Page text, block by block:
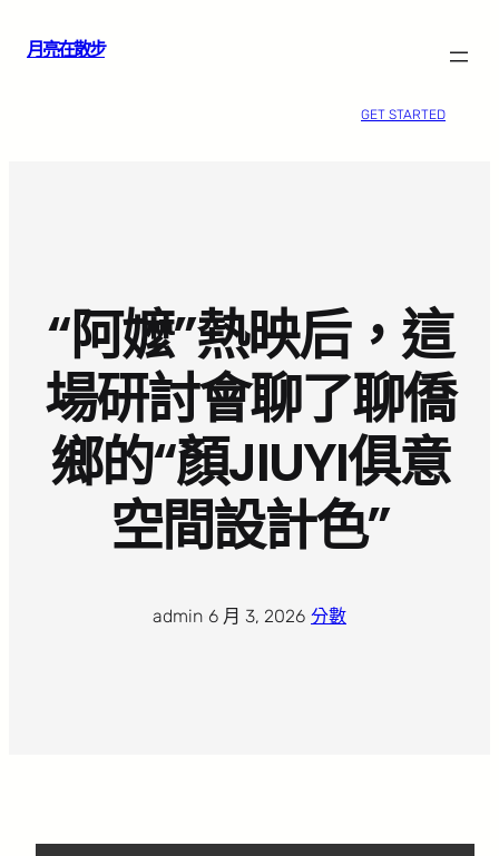
月亮在散步
GET STARTED
“阿嬤”熱映后，這
場研討會聊了聊僑
鄉的“顏JIUYI俱意
空間設計色”
admin 6 月 3, 2026 分數